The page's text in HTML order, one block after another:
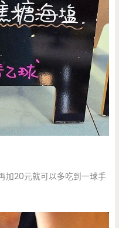
加20元就可以多吃到一球手